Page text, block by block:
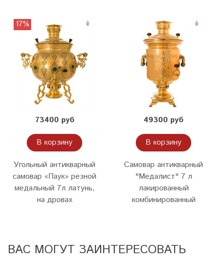
17%
73400 руб
В корзину
Угольный антикварный
самовар «Паук» резной
медальный 7л латунь,
на дровах
49300 руб
В корзину
Самовар антикварный
"Медалист" 7 л
лакированный
комбинированный
ВАС МОГУТ ЗАИНТЕРЕСОВАТЬ